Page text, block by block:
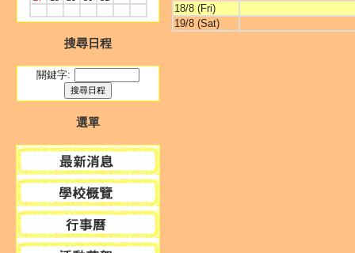
搜尋日程
關鍵字:
選單
18/8 (Fri)
19/8 (Sat)